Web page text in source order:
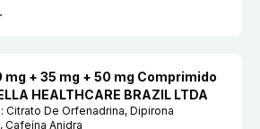
mg + 35 mg + 50 mg Comprimido
HEALTHCARE BRAZIL LTDA
Citrato De Orfenadrina, Dipirona
Cafeína Anidra